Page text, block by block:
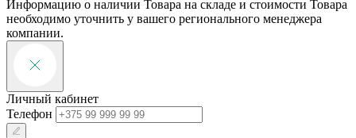
Информацию о наличии Товара на складе и стоимости Товара
необходимо уточнить у вашего регионального менеджера
компании.
Личный кабинет
Телефон